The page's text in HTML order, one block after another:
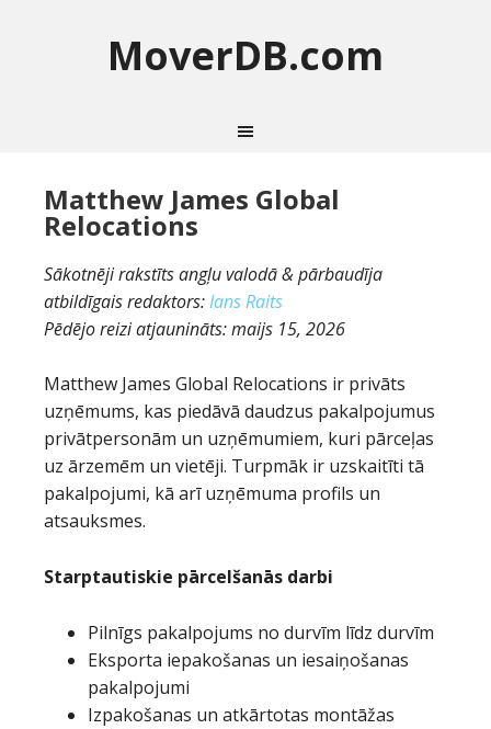
MoverDB.com
Matthew James Global
Relocations
Sākotnēji rakstīts angļu valodā & pārbaudīja
atbildīgais redaktors:Ians Raits
Pēdējo reizi atjaunināts:maijs 15, 2026
Matthew James Global Relocations ir privāts
uzņēmums, kas piedāvā daudzus pakalpojumus
privātpersonām un uzņēmumiem, kuri pārceļas
uz ārzemēm un vietēji. Turpmāk ir uzskaitīti tā
pakalpojumi, kā arī uzņēmuma profils un
atsauksmes.
Starptautiskie pārcelšanās darbi
Pilnīgs pakalpojums no durvīm līdz durvīm
Eksporta iepakošanas un iesaiņošanas
pakalpojumi
Izpakošanas un atkārtotas montāžas